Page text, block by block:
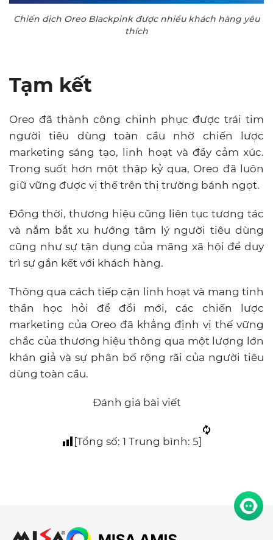
Chiến dịch Oreo Blackpink được nhiều khách hàng yêu
thích
Tạm kết
Oreo đã thành công chinh phục được trái tim
người tiêu dùng toàn cầu nhờ chiến lược
marketing sáng tạo, linh hoạt và đầy cảm xúc.
Trong suốt hơn một thập kỷ qua, Oreo đã luôn
giữ vững được vị thế trên thị trường bánh ngọt.
Đồng thời, thương hiệu cũng liên tục tương tác
và nắm bắt xu hướng tâm lý người tiêu dùng
cũng như sự tận dụng của mãng xã hội để duy
trì sự gắn kết với khách hàng.
Thông qua cách tiếp cận linh hoạt và mang tinh
thần học hỏi để đổi mới, các chiến lược
marketing của Oreo đã khẳng định vị thế vững
chắc của thương hiệu thông qua một lượng lớn
khán giả và sự phân bố rộng rãi của người tiêu
dùng toàn cầu.
Đánh giá bài viết
[Tổng số: 1 Trung bình: 5]